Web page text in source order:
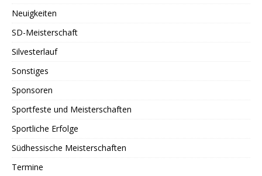
Neuigkeiten
SD-Meisterschaft
Silvesterlauf
Sonstiges
Sponsoren
Sportfeste und Meisterschaften
Sportliche Erfolge
Südhessische Meisterschaften
Termine